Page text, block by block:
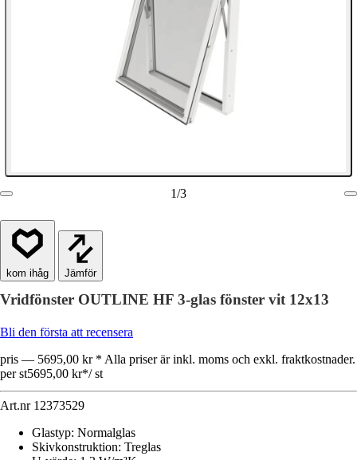
1/3
Jämför
Vridfönster OUTLINE HF 3-glas fönster vit 12x13
Bli den första att recensera
pris — 5695,00 kr * Alla priser är inkl. moms och exkl. fraktkostnader.
per st5695,00 kr*/ st
Art.nr 12373529
Glastyp: Normalglas
Skivkonstruktion: Treglas